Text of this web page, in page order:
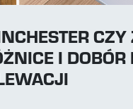
CZY
I DOBÓR